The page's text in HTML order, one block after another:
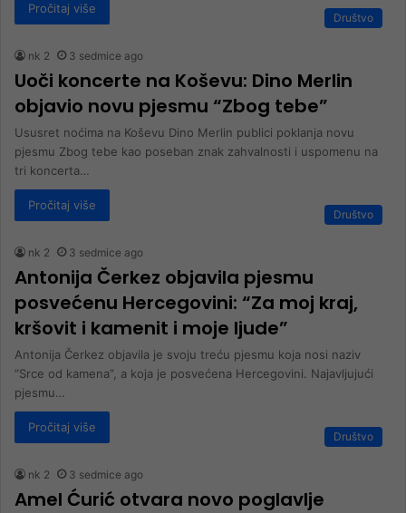
Pročitaj više
Društvo
nk 2 3 sedmice ago
Uoči koncerte na Koševu: Dino Merlin
objavio novu pjesmu “Zbog tebe”
Ususret noćima na Koševu Dino Merlin publici poklanja novu
pjesmu Zbog tebe kao poseban znak zahvalnosti i uspomenu na
tri koncerta…
Pročitaj više
Društvo
nk 2 3 sedmice ago
Antonija Čerkez objavila pjesmu
posvećenu Hercegovini: “Za moj kraj,
kršovit i kamenit i moje ljude”
Antonija Čerkez objavila je svoju treću pjesmu koja nosi naziv
“Srce od kamena”, a koja je posvećena Hercegovini. Najavljujući
pjesmu…
Pročitaj više
Društvo
nk 2 3 sedmice ago
Amel Ćurić otvara novo poglavlje